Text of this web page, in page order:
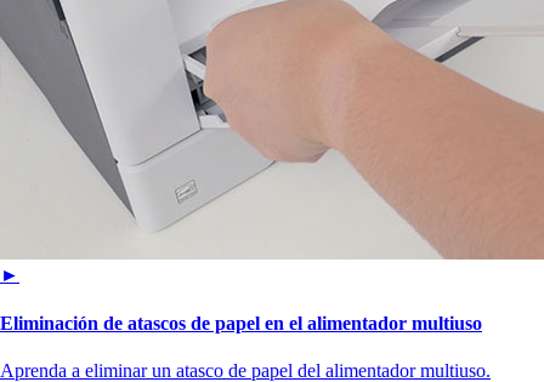
►
Eliminación de atascos de papel en el alimentador multiuso
Aprenda a eliminar un atasco de papel del alimentador multiuso.